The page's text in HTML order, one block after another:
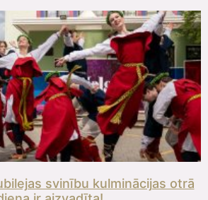
svinību kulminācijas otrā